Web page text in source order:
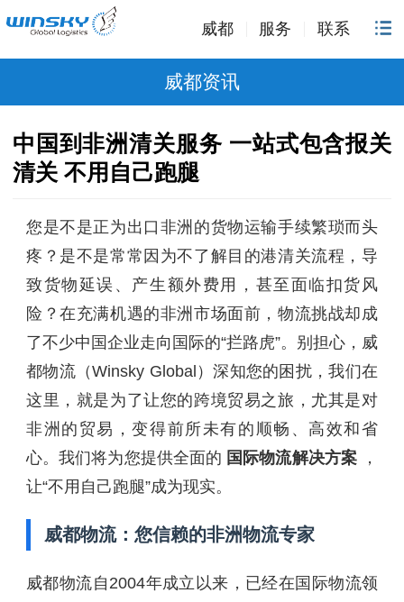
威都 服务 联系
威都资讯
中国到非洲清关服务 一站式包含报关
清关 不用自己跑腿
您是不是正为出口非洲的货物运输手续繁琐而头
疼？是不是常常因为不了解目的港清关流程，导
致货物延误、产生额外费用，甚至面临扣货风
险？在充满机遇的非洲市场面前，物流挑战却成
了不少中国企业走向国际的“拦路虎”。别担心，威
都物流（Winsky Global）深知您的困扰，我们在
这里，就是为了让您的跨境贸易之旅，尤其是对
非洲的贸易，变得前所未有的顺畅、高效和省
心。我们将为您提供全面的 国际物流解决方案
，
让“不用自己跑腿”成为现实。
威都物流：您信赖的非洲物流专家
威都物流自2004年成立以来，已经在国际物流领